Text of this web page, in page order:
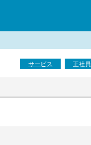
サービス 正社員